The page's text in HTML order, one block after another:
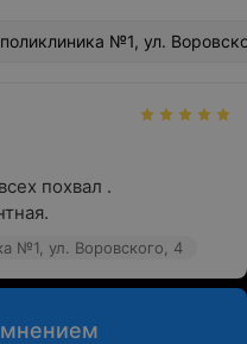
№1, ул.
похвал .
№1, ул. Воровского, 4